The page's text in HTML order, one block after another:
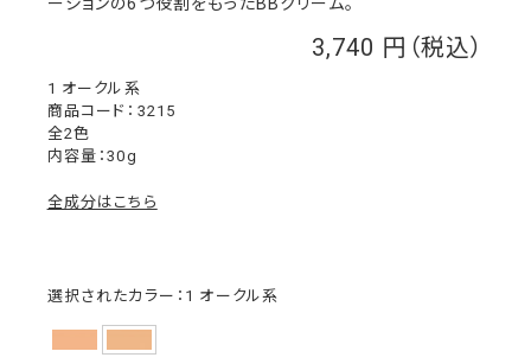
3,740
3215
1 オークル系
全2色
内容量：30g
全成分はこちら
選択されたカラー：1 オークル系